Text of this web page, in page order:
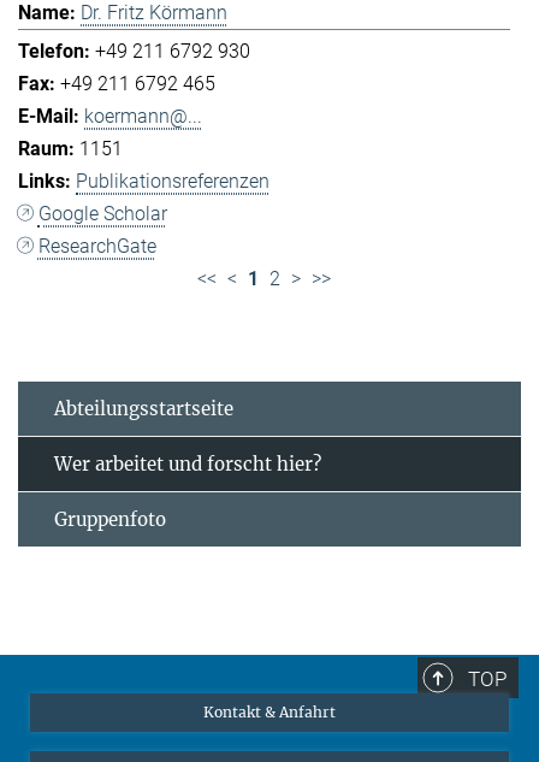
Dr. Fritz Körmann
+49 211 6792 930
+49 211 6792 465
koermann@...
1151
Publikationsreferenzen
Google Scholar
ResearchGate
<< < 1 2 > >>
Abteilungsstartseite
Wer arbeitet und forscht hier?
Gruppenfoto
TOP
Kontakt & Anfahrt